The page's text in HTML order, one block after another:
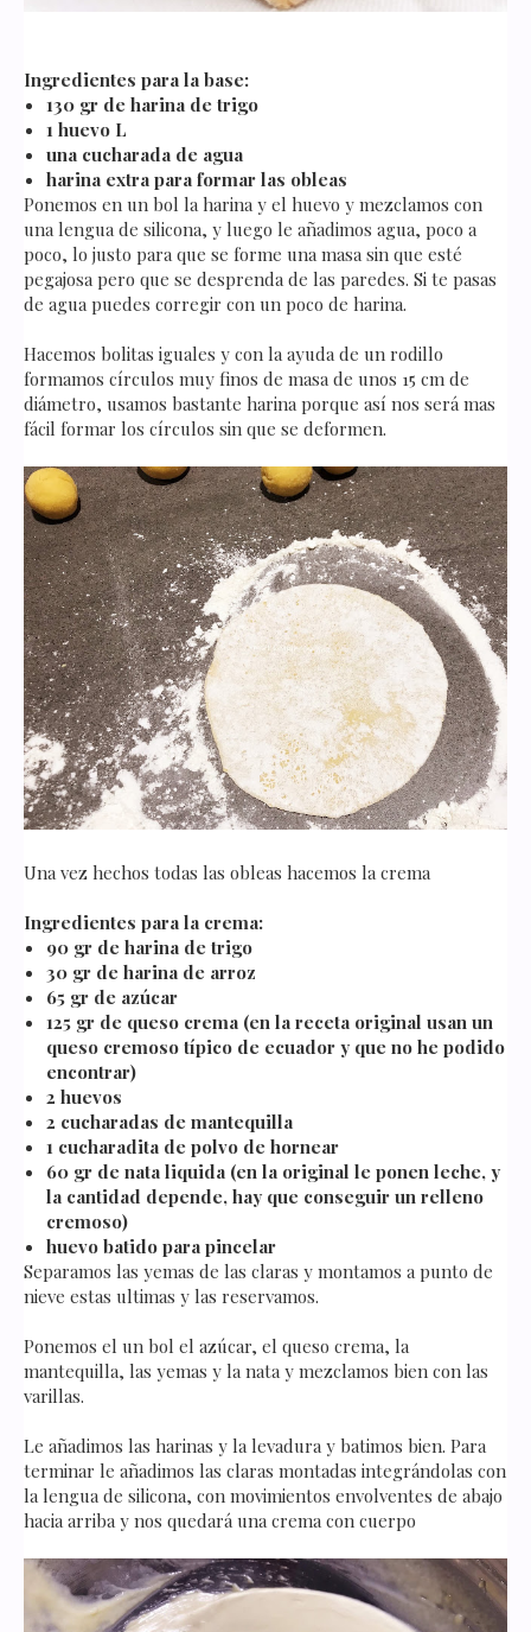
Ingredientes para la base:
130 gr de harina de trigo
1 huevo L
una cucharada de agua
harina extra para formar las obleas
Ponemos en un bol la harina y el huevo y mezclamos con
una lengua de silicona, y luego le añadimos agua, poco a
poco, lo justo para que se forme una masa sin que esté
pegajosa pero que se desprenda de las paredes. Si te pasas
de agua puedes corregir con un poco de harina.
Hacemos bolitas iguales y con la ayuda de un rodillo
formamos círculos muy finos de masa de unos 15 cm de
diámetro, usamos bastante harina porque así nos será mas
fácil formar los círculos sin que se deformen.
Una vez hechos todas las obleas hacemos la crema
Ingredientes para la crema:
90 gr de harina de trigo
30 gr de harina de arroz
65 gr de azúcar
125 gr de queso crema (en la receta original usan un
queso cremoso típico de ecuador y que no he podido
encontrar)
2 huevos
2 cucharadas de mantequilla
1 cucharadita de polvo de hornear
60 gr de nata liquida (en la original le ponen leche, y
la cantidad depende, hay que conseguir un relleno
cremoso)
huevo batido para pincelar
Separamos las yemas de las claras y montamos a punto de
nieve estas ultimas y las reservamos.
Ponemos el un bol el azúcar, el queso crema, la
mantequilla, las yemas y la nata y mezclamos bien con las
varillas.
Le añadimos las harinas y la levadura y batimos bien. Para
terminar le añadimos las claras montadas integrándolas con
la lengua de silicona, con movimientos envolventes de abajo
hacia arriba y nos quedará una crema con cuerpo